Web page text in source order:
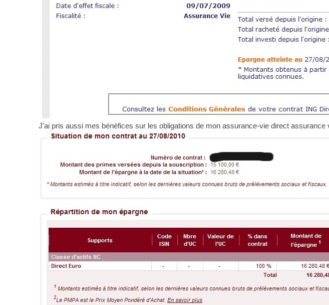
J'ai pris aussi mes bénéfices sur les obligations de mon assurance-vie direct assurance